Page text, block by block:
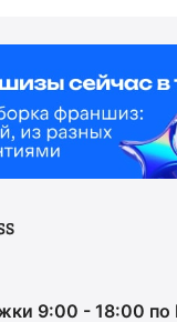
9:00 - 18:00